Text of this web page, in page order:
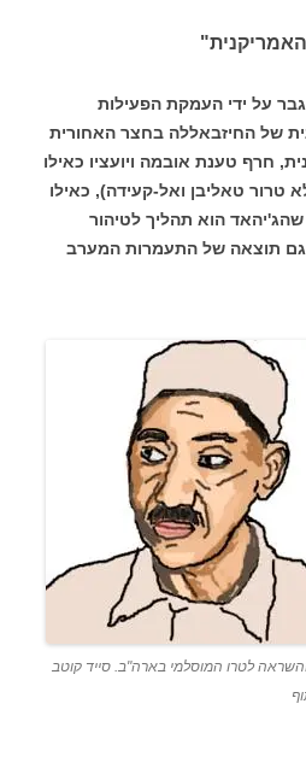
על ידי העמקת הפעילות
של החיזבאללה בחצר האחורית
חרף טענת אובמה ויועציו כאילו
טרור טאליבן ואל-קעידה), כאילו
שהג'יהאד הוא תהליך לטיהור
גם תוצאה של התעמרות המערב
לטרו המוסלמי בארה"ב. סייד קוטב